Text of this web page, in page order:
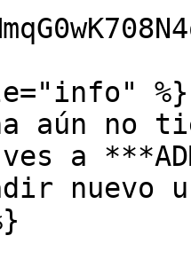
%}
aún no
a
nuevo